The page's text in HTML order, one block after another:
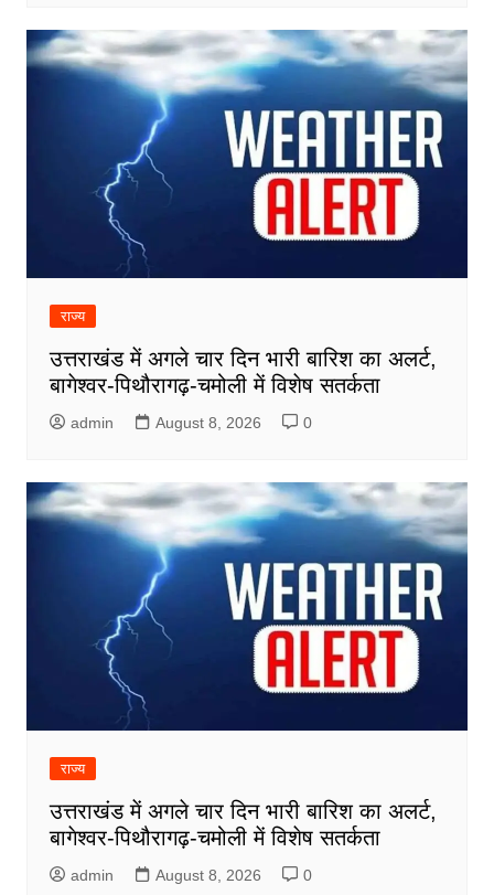
राज्य
उत्तराखंड में अगले चार दिन भारी बारिश का अलर्ट,
बागेश्वर-पिथौरागढ़-चमोली में विशेष सतर्कता
admin August 8, 2026 0
राज्य
उत्तराखंड में अगले चार दिन भारी बारिश का अलर्ट,
बागेश्वर-पिथौरागढ़-चमोली में विशेष सतर्कता
admin August 8, 2026 0